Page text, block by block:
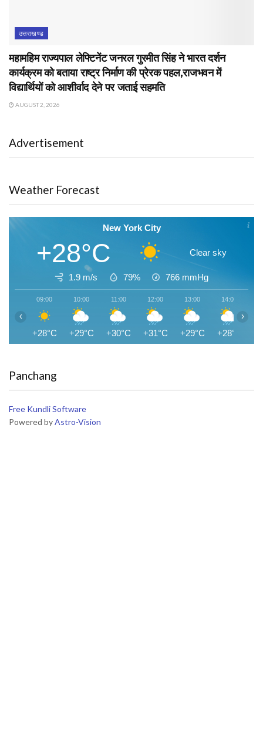
उत्तराखण्ड
महामहिम राज्यपाल लेफ्टिनेंट जनरल गुरमीत सिंह ने भारत दर्शन
कार्यक्रम को बताया राष्ट्र निर्माण की प्रेरक पहल,राजभवन में
विद्यार्थियों को आशीर्वाद देने पर जताई सहमति
AUGUST 2, 2026
Advertisement
Weather Forecast
New York City
+28°C Clear sky
1.9 m/s 79% 766 mmHg
09:00
+28°C
10:00
+29°C
11:00
+30°C
12:00
+31°C
13:00
+29°C
14:00
+28°C
‹ ›
Panchang
Free Kundli Software
Powered byAstro-Vision